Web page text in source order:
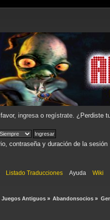
ingresao regístrate. ¿Perdiste
contraseña y duración de la sesión
Listado Traducciones Ayuda Wiki
Juegos Antiguos» Abandonsocios »